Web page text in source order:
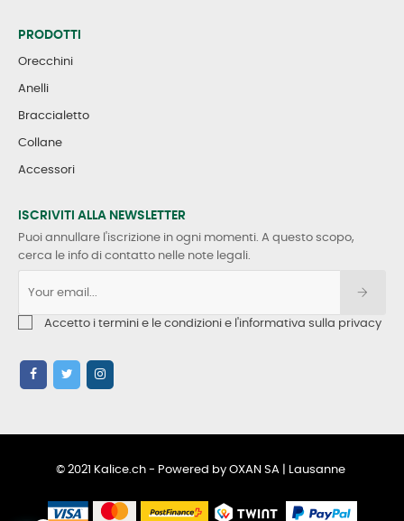
PRODOTTI
Orecchini
Anelli
Braccialetto
Collane
Accessori
ISCRIVITI ALLA NEWSLETTER
Puoi annullare l'iscrizione in ogni momenti. A questo scopo,
cerca le info di contatto nelle note legali.
Accetto i termini e le condizioni e l'informativa sulla privacy
© 2021 Kalice.ch - Powered by OXAN SA | Lausanne